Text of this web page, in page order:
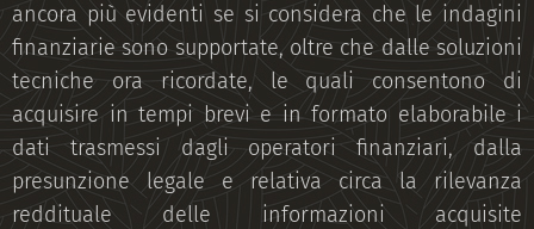
ancora più evidenti se si considera che le indagini
finanziarie sono supportate, oltre che dalle soluzioni
tecniche ora ricordate, le quali consentono di
acquisire in tempi brevi e in formato elaborabile i
dati trasmessi dagli operatori finanziari, dalla
presunzione legale e relativa circa la rilevanza
reddituale delle informazioni acquisite